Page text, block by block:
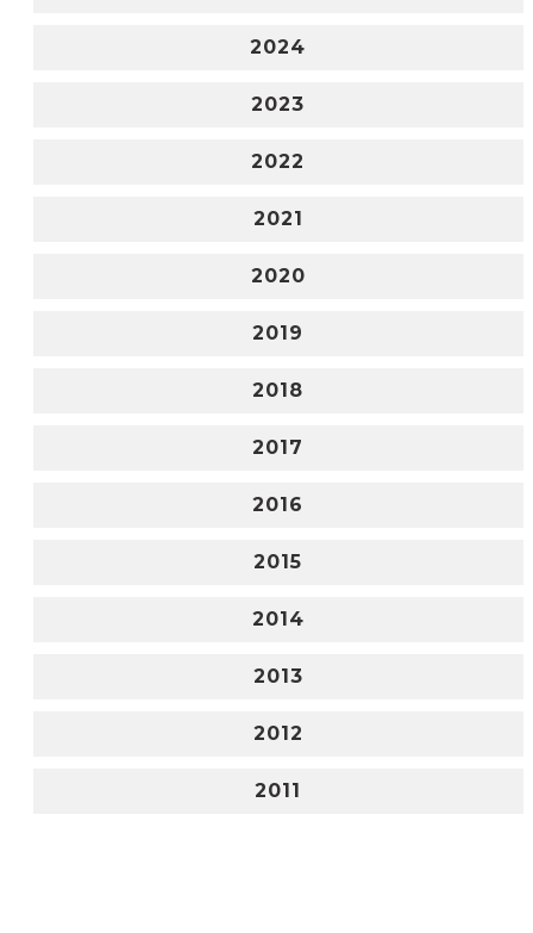
2024
2023
2022
2021
2020
2019
2018
2017
2016
2015
2014
2013
2012
2011